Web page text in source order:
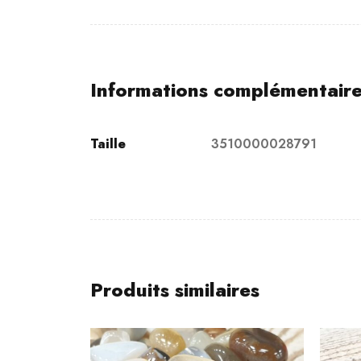
Informations
Taille 3510000028791
Produits similaires